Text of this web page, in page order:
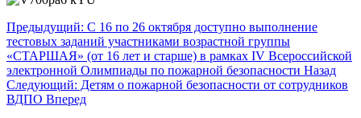
Предыдущий: С 16 по 26 октября доступно выполнение
тестовых заданий участниками возрастной группы
«СТАРШАЯ» (от 16 лет и старше) в рамках IV Всероссийской
электронной Олимпиады по пожарной безопасности Назад
Следующий: Детям о пожарной безопасности от сотрудников
ВДПО Вперед